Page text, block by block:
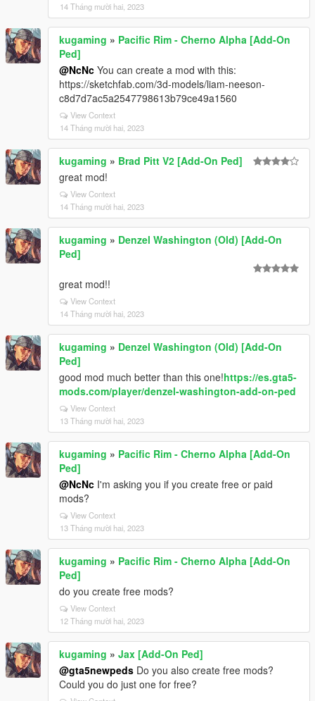
14 Tháng mười hai, 2023
kugaming » Pacific Rim - Cherno Alpha [Add-On
Ped]
@NcNc You can create a mod with this:
https://sketchfab.com/3d-models/liam-neeson-
c8d7d7ac5a2547798613b79ce49a1560
View Context
14 Tháng mười hai, 2023
kugaming » Brad Pitt V2 [Add-On Ped]
great mod!
View Context
14 Tháng mười hai, 2023
kugaming » Denzel Washington (Old) [Add-On
Ped]
great mod!!
View Context
14 Tháng mười hai, 2023
kugaming » Denzel Washington (Old) [Add-On
Ped]
good mod much better than this one!https://es.gta5-
mods.com/player/denzel-washington-add-on-ped
View Context
13 Tháng mười hai, 2023
kugaming » Pacific Rim - Cherno Alpha [Add-On
Ped]
@NcNc I'm asking you if you create free or paid
mods?
View Context
13 Tháng mười hai, 2023
kugaming » Pacific Rim - Cherno Alpha [Add-On
Ped]
do you create free mods?
View Context
12 Tháng mười hai, 2023
kugaming » Jax [Add-On Ped]
@gta5newpeds Do you also create free mods?
Could you do just one for free?